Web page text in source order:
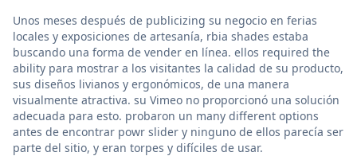
Unos meses después de publicizing su negocio en ferias
locales y exposiciones de artesanía, rbia shades estaba
buscando una forma de vender en línea. ellos required the
ability para mostrar a los visitantes la calidad de su producto,
sus diseños livianos y ergonómicos, de una manera
visualmente atractiva. su Vimeo no proporcionó una solución
adecuada para esto. probaron un many different options
antes de encontrar powr slider y ninguno de ellos parecía ser
parte del sitio, y eran torpes y difíciles de usar.